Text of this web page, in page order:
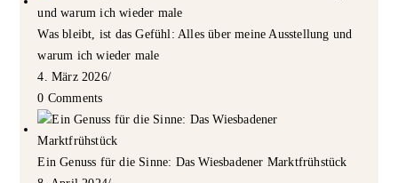
Was bleibt, ist das Gefühl: Alles über meine Ausstellung und
warum ich wieder male
4. März 2026/
0 Comments
Ein Genuss für die Sinne: Das Wiesbadener Marktfrühstück